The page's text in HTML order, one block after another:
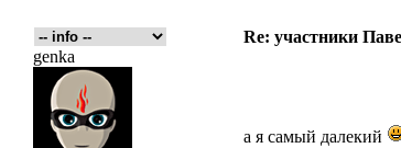
Re: участники
genka
а я самый далекий